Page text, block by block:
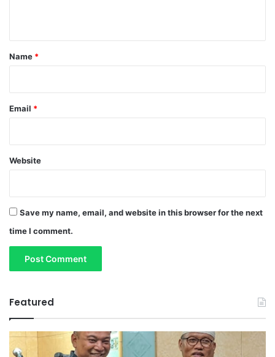
Name *
Email *
Website
Save my name, email, and website in this browser for the next
time I comment.
Featured